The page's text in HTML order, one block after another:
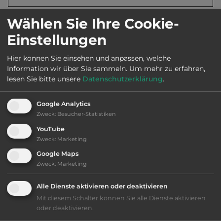
Fläche: 25.000m2
Öffnungszeiten: 1.5. bis 30.11.
Ausstattung:
bis 25,- Euro
Klassifizierung: ausreichend
Platzeinrichtung: ausreichend
Wählen Sie Ihre Cookie-
Einstellungen
Hier können Sie einsehen und anpassen, welche
Information wir über Sie sammeln. Um mehr zu erfahren,
lesen Sie bitte unsere Datenschutzerklärung.
Google Analytics
Zweck: Besucher-Statistiken
YouTube
Zweck: Marketing
Google Maps
Zweck: Marketing
Alle Dienste aktivieren oder deaktivieren
Mit diesem Schalter können Sie alle Dienste aktivieren
oder deaktivieren.